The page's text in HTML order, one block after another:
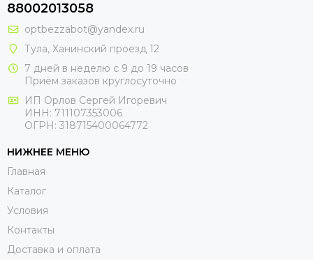
88002013058
optbezzabot@yandex.ru
Тула, Ханинский проезд 12
7 дней в неделю с 9 до 19 часов
Приём заказов круглосуточно
ИП Орлов Сергей Игоревич
ИНН: 711107353006
ОГРН: 318715400064772
НИЖНЕЕ МЕНЮ
Главная
Каталог
Условия
Контакты
Доставка и оплата